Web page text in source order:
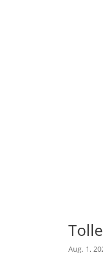
Aug. 1,